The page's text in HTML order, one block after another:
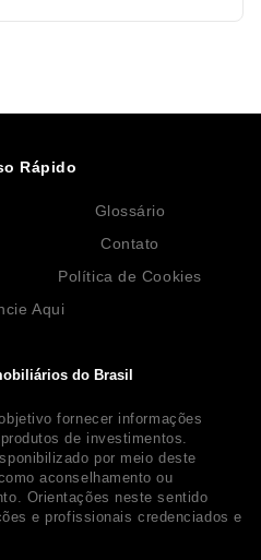
do Brasil
fornecer informações
de investimentos.
por meio deste
aconselhamento ou
Orientações neste sentido
e profissionais credenciados e
Rápido
Glossário
Contato
Política de Cookies
Aqui